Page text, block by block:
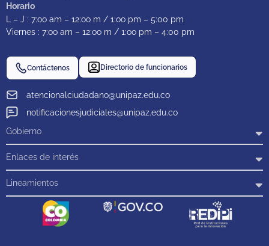
Horario
L – J : 7:oo am – 12:oo m / 1:oo pm – 5:00 pm
Viernes : 7:oo am – 12:oo m / 1:oo pm – 4:00 pm
atencionalciudadano@unipaz.edu.co
notificacionesjudiciales@unipaz.edu.co
Contáctenos Directorio de funcionarios
Gobierno
Enlaces de interés
Lineamientos